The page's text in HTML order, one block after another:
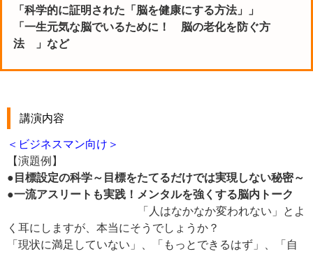
「科学的に証明された「脳を健康にする方法」」
「一生元気な脳でいるために！ 脳の老化を防ぐ方
法 」など
講演内容
＜ビジネスマン向け＞
【演題例】
●目標設定の科学～目標をたてるだけでは実現しない秘密～
●一流アスリートも実践！メンタルを強くする脳内トーク
「人はなかなか変われない」とよ
く耳にしますが、本当にそうでしょうか？
「現状に満足していない」、「もっとできるはず」、「自